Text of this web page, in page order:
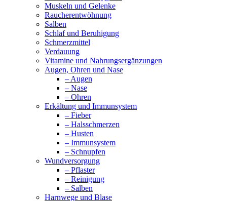
Muskeln und Gelenke
Raucherentwöhnung
Salben
Schlaf und Beruhigung
Schmerzmittel
Verdauung
Vitamine und Nahrungsergänzungen
Augen, Ohren und Nase
– Augen
– Nase
– Ohren
Erkältung und Immunsystem
– Fieber
– Halsschmerzen
– Husten
– Immunsystem
– Schnupfen
Wundversorgung
– Pflaster
– Reinigung
– Salben
Harnwege und Blase